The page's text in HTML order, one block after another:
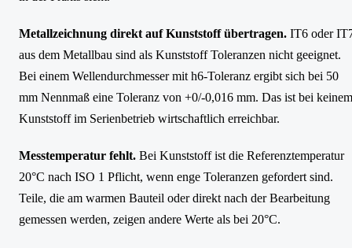
Metallzeichnung direkt auf Kunststoff übertragen. IT6 oder
aus dem Metallbau sind als Kunststoff Toleranzen nicht geeignet.
Bei einem Wellendurchmesser mit h6-Toleranz ergibt sich bei 50
mm Nennmaß eine Toleranz von +0/-0,016 mm. Das ist bei keinem
Kunststoff im Serienbetrieb wirtschaftlich erreichbar.
Messtemperatur fehlt. Bei Kunststoff ist die Referenztemperatur
20°C nach ISO 1 Pflicht, wenn enge Toleranzen gefordert sind.
Teile, die am warmen Bauteil oder direkt nach der Bearbeitung
gemessen werden, zeigen andere Werte als bei 20°C.